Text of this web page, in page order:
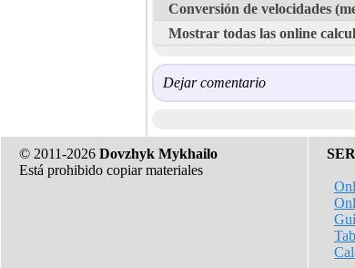
Conversión de velocidades
Mostrar todas las online
Dejar comentario
© 2011-2026 Dovzhyk Mykhailo
Está prohibido copiar materiales